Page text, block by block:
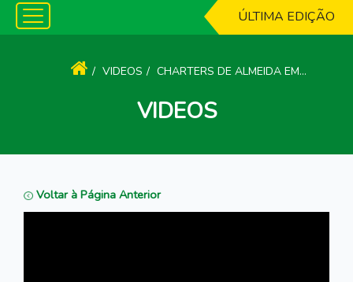
ÚLTIMA EDIÇÃO
VIDEOS CHARTERS DE ALMEIDA EMOCIONADO COM PROJETO DA FUNDAÇÃO
VIDEOS
Voltar à Página Anterior